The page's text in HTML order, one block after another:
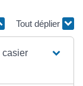
Tout déplier
casier